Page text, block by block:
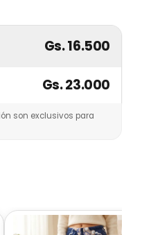
Gs. 16.500
Gs. 23.000
son exclusivos para